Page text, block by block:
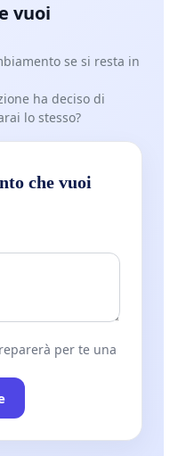
vuoi
se si resta in
ha deciso di
lo stesso?
che vuoi
per te una